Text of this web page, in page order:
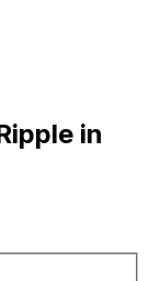
in